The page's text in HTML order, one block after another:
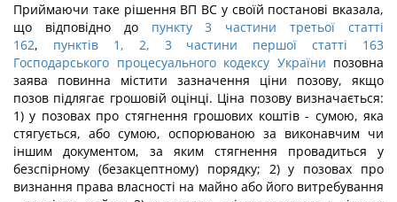
Приймаючи таке рішення ВП ВС у своїй постанові вказала,
що відповідно до пункту 3 частини третьої статті
162, пунктів 1, 2, 3 частини першої статті 163
Господарського процесуального кодексу України позовна
заява повинна містити зазначення ціни позову, якщо
позов підлягає грошовій оцінці. Ціна позову визначається:
1) у позовах про стягнення грошових коштів - сумою, яка
стягується, або сумою, оспорюваною за виконавчим чи
іншим документом, за яким стягнення провадиться у
безспірному (безакцептному) порядку; 2) у позовах про
визнання права власності на майно або його витребування